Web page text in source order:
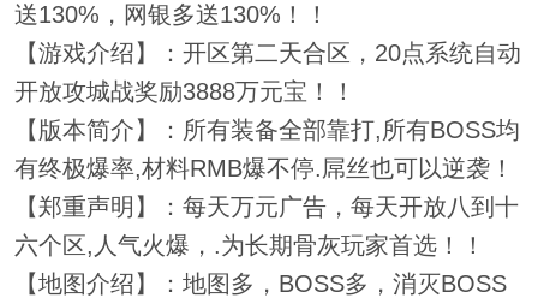
送130%，网银多送130%！！
【游戏介绍】：开区第二天合区，20点系统自动
开放攻城战奖励3888万元宝！！
【版本简介】：所有装备全部靠打,所有BOSS均
有终极爆率,材料RMB爆不停.屌丝也可以逆袭！
【郑重声明】：每天万元广告，每天开放八到十
六个区,人气火爆，.为长期骨灰玩家首选！！
【地图介绍】：地图多，BOSS多，消灭BOSS